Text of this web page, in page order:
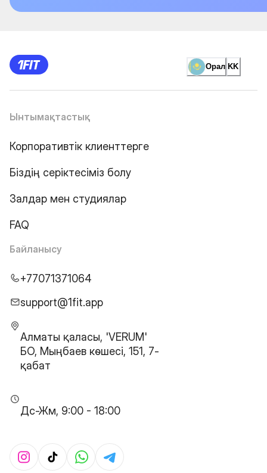
Орал KK
Ынтымақтастық
Корпоративтік клиенттерге
Біздің серіктесіміз болу
Залдар мен студиялар
FAQ
Байланысу
+77071371064
support@1fit.app
Алматы қаласы, 'VERUM'
БО, Мыңбаев көшесі, 151, 7-
қабат
Дс-Жм, 9:00 - 18:00